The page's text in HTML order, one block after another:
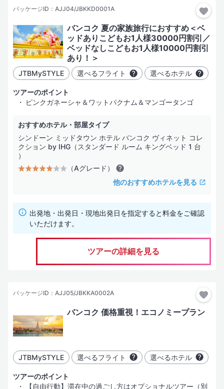
パッケージID：AJJ04/JBKKD0001A
バンコク 夏の家族旅行におすすめ＜ベ
ッドありこどもお1人様30000円割引／
ベッドなしこどもお1人様10000円割引
あり！＞
JTBMySTYLE 選べるフライト 選べるホテル
ツアーのポイント
ピンクガネーシャ＆ワットパクナム＆マンゴータンゴ
おすすめホテル・部屋タイプ
シンドーン ミッドタウン ホテル バンコク ヴィネット コレ
クション by IHG（スタンダード ルーム キングベッド 1 台
）
（Aグレード）
他のおすすめホテルを見る
出発地・出発日・現地出発日を指定すると料金をご確認
いただけます。
ツアーの詳細を見る
パッケージID：AJJ05/JBKKA0002A
バンコク 価格重視！エコノミープラン
JTBMySTYLE 選べるフライト 選べるホテル
ツアーのポイント
【自由行動】滞在中の過ごし方はオプショナルツアー（別